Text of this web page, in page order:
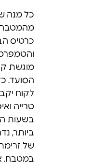
כל מנה
כרטיס
מוגשת
הסועד.
לקוח
טרייה
בשעות
ביותר,
של
במטבח.